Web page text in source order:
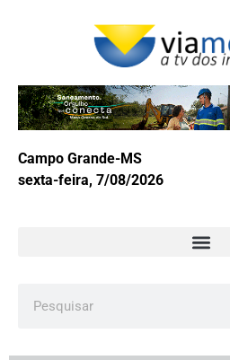
Campo Grande-MS
sexta-feira, 7/08/2026